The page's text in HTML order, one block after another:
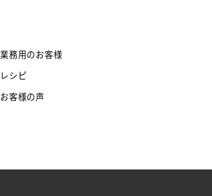
業務用のお客様
レシピ
お客様の声